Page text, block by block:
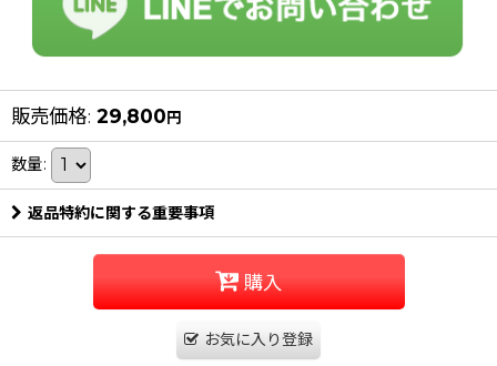
販売価格: 29,800円
数量:
返品特約に関する重要事項
購入
お気に入り登録